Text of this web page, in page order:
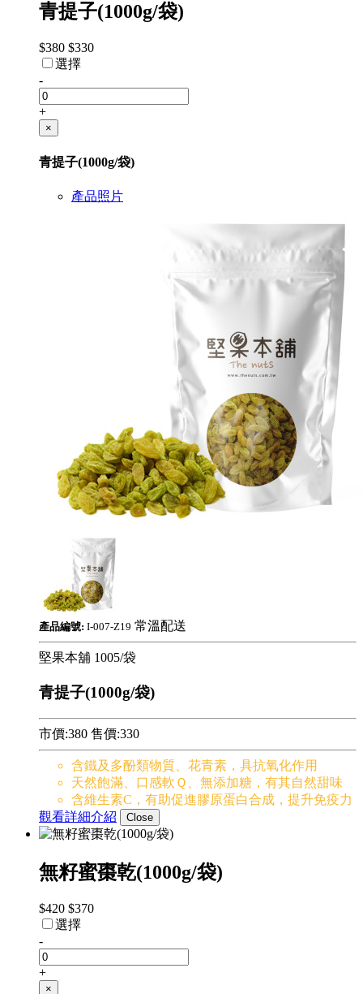
青提子(1000g/袋)
$380 $330
選擇
-
+
×
青提子(1000g/袋)
產品照片
產品編號: I-007-Z19 常溫配送
堅果本舖 1005/袋
青提子(1000g/袋)
市價:380 售價:330
含鐵及多酚類物質、花青素，具抗氧化作用
天然飽滿、口感軟Ｑ、無添加糖，有其自然甜味
含維生素C，有助促進膠原蛋白合成，提升免疫力
觀看詳細介紹
Close
無籽蜜棗乾(1000g/袋)
$420 $370
選擇
-
+
×